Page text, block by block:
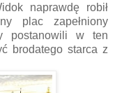
naprawdę robił
plac zapełniony
postanowili w ten
brodatego starca z